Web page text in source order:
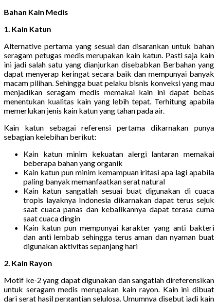
Bahan Kain Medis
1. Kain Katun
Alternative pertama yang sesuai dan disarankan untuk bahan
seragam petugas medis merupakan kain katun. Pasti saja kain
ini jadi salah satu yang dianjurkan disebabkan Berbahan yang
dapat menyerap keringat secara baik dan mempunyai banyak
macam pilihan. Sehingga buat pelaku bisnis konveksi yang mau
menjadikan seragam medis memakai kain ini dapat bebas
menentukan kualitas kain yang lebih tepat. Terhitung apabila
memerlukan jenis kain katun yang tahan pada air.
Kain katun sebagai referensi pertama dikarnakan punya
sebagian kelebihan berikut:
Kain katun minim kekuatan alergi lantaran memakai
beberapa bahan yang organik
Kain katun pun minim kemampuan iritasi apa lagi apabila
paling banyak memanfaatkan serat natural
Kain katun sangatlah sesuai buat digunakan di cuaca
tropis layaknya Indonesia dikarnakan dapat terus sejuk
saat cuaca panas dan kebalikannya dapat terasa cuma
saat cuaca dingin
Kain katun pun mempunyai karakter yang anti bakteri
dan anti lembab sehingga terus aman dan nyaman buat
digunakan aktivitas sepanjang hari
2. Kain Rayon
Motif ke-2 yang dapat digunakan dan sangatlah direferensikan
untuk seragam medis merupakan kain rayon. Kain ini dibuat
dari serat hasil pergantian selulosa. Umumnya disebut jadi kain